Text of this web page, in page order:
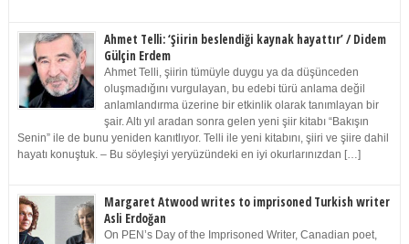
Ahmet Telli: ‘Şiirin beslendiği kaynak hayattır’ / Didem
Gülçin Erdem
Ahmet Telli, şiirin tümüyle duygu ya da düşünceden
oluşmadığını vurgulayan, bu edebi türü anlama değil
anlamlandırma üzerine bir etkinlik olarak tanımlayan bir
şair. Altı yıl aradan sonra gelen yeni şiir kitabı “Bakışın
Senin” ile de bunu yeniden kanıtlıyor. Telli ile yeni kitabını, şiiri ve şiire dahil
hayatı konuştuk. – Bu söyleşiyi yeryüzündeki en iyi okurlarınızdan […]
Margaret Atwood writes to imprisoned Turkish writer
Asli Erdoğan
On PEN’s Day of the Imprisoned Writer, Canadian poet,